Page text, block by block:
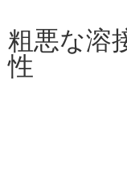
粗悪な溶
性